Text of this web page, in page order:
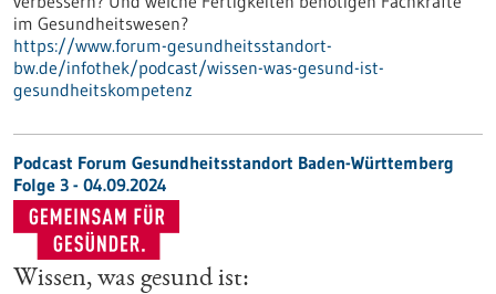
im Gesundheitswesen?
https://www.forum-gesundheitsstandort-
bw.de/infothek/podcast/wissen-was-gesund-ist-
gesundheitskompetenz
Podcast Forum Gesundheitsstandort Baden-Württemberg
Folge 3 - 04.09.2024
Wissen, was gesund ist: